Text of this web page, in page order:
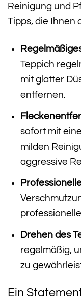
Reinigung und
Tipps, die Ihnen
Teppich
mit glatter
entfernen.
sofort mit
milden
aggressive
Drehen des
regelmäßig,
zu
Ein